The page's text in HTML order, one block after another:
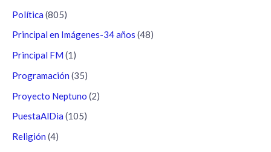
Política (805)
Principal en Imágenes-34 años (48)
Principal FM (1)
Programación (35)
Proyecto Neptuno (2)
PuestaAlDia (105)
Religión (4)